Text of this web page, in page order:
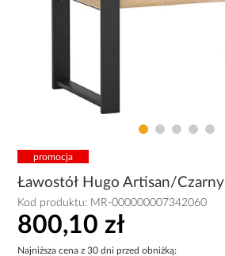
promocja
Ławostół Hugo Artisan/Czarny
Kod produktu: MR-000000007342060
800,10 zł
Najniższa cena z 30 dni przed obniżką: